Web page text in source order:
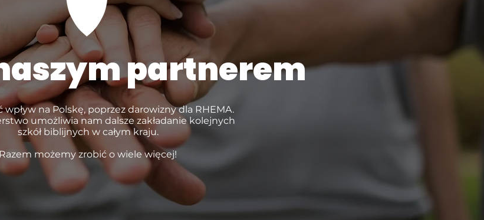
partnerem
wpływ na Polskę, poprzez darowizny dla RHEMA.
umożliwia nam dalsze zakładanie kolejnych
szkół biblijnych w całym kraju.
Razem możemy zrobić o wiele więcej!